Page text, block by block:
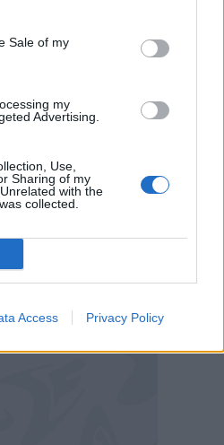
Sale of my
my
Advertising.
Use,
Sharing of my
with the
collected.
Access Privacy Policy
Siro col Milan ha
pasta è fatto: centravanti
ma anche
i compagni. Annata
i due centrali del
la meglio.